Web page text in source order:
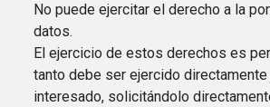
No puede ejercitar el derecho a la
datos.
El ejercicio de estos derechos es
tanto debe ser ejercido directamente
interesado, solicitándolo